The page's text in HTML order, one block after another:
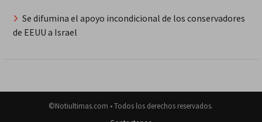
Se difumina el apoyo incondicional de los conservadores
de EEUU a Israel
©Notiultimas.com • Todos los derechos reservados.